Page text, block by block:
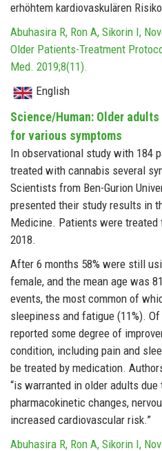
erhöhtem kardiovaskulären
Abuhasira R, Ron A, Sikorin I,
Older Patients-Treatment
Med. 2019;8(11).
English
Science/Human: Older
for various symptoms
In observational study with 184
treated with cannabis several
Scientists from Ben-Gurion
presented their study results in
Medicine. Patients were treated
2018.
After 6 months 58% were still
female, and the mean age was
events, the most common of
sleepiness and fatigue (11%).
reported some degree of
condition, including pain and
be treated by medication.
“is warranted in older adults due
pharmacokinetic changes,
increased cardiovascular risk.”
Abuhasira R, Ron A, Sikorin I,